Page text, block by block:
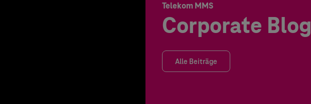
Telekom MMS
Corporate Blog
Alle Beiträge